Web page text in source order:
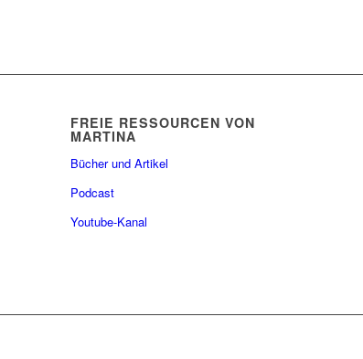
FREIE RESSOURCEN VON
MARTINA
Bücher und Artikel
Podcast
Youtube-Kanal